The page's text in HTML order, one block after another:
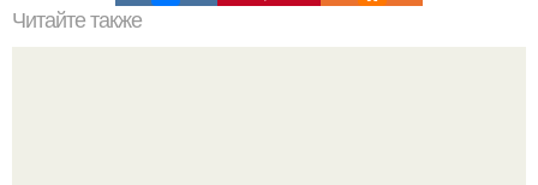
Читайте также